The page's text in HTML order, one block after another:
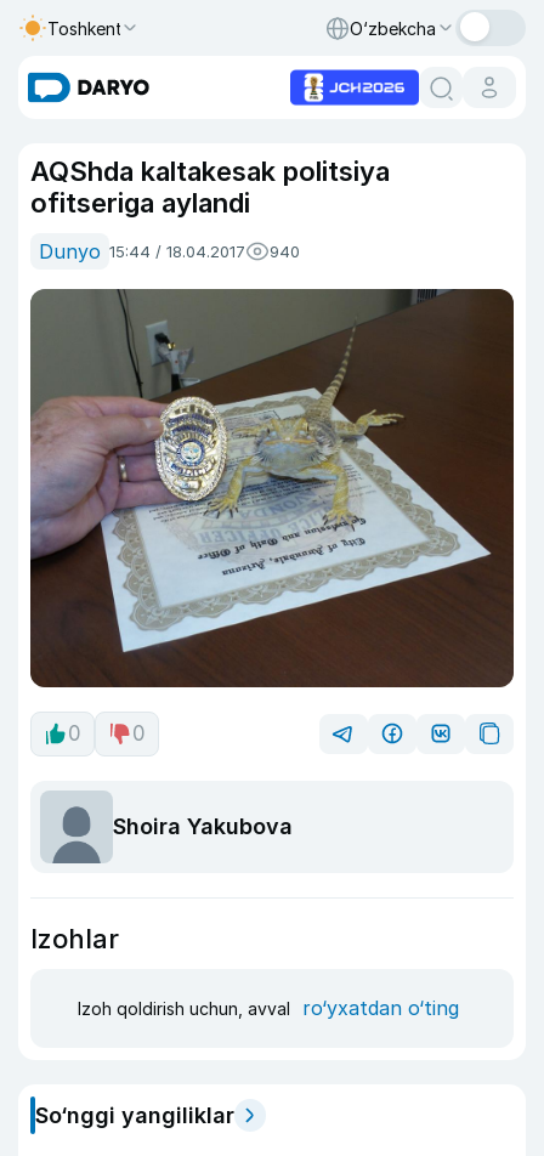
Toshkent O‘zbekcha
AQShda kaltakesak politsiya
ofitseriga aylandi
Dunyo 15:44 / 18.04.2017 940
0 0
Shoira Yakubova
Izohlar
Izoh qoldirish uchun, avval ro‘yxatdan o‘ting
So‘nggi yangiliklar